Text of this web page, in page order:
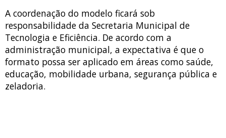
A coordenação do modelo ficará sob
responsabilidade da Secretaria Municipal de
Tecnologia e Eficiência. De acordo com a
administração municipal, a expectativa é que o
formato possa ser aplicado em áreas como saúde,
educação, mobilidade urbana, segurança pública e
zeladoria.